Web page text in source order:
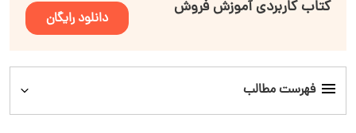
کتاب کاربردی آموزش فروش
دانلود رایگان
فهرست مطالب